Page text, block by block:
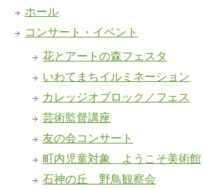
ホール
コンサート・イベント
花とアートの森フェスタ
いわてまちイルミネーション
カレッジオブロック／フェス
芸術監督講座
友の会コンサート
町内児童対象 ようこそ美術館
石神の丘 野鳥観察会